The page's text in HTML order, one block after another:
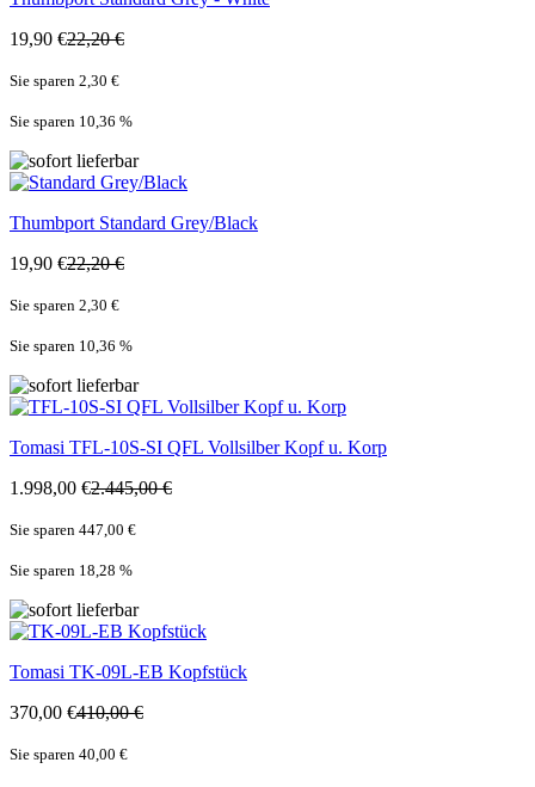
19,90 €22,20 €
Sie sparen 2,30 €
Sie sparen 10,36 %
ThumbportStandard Grey/Black
19,90 €22,20 €
Sie sparen 2,30 €
Sie sparen 10,36 %
Tomasi TFL-10S-SI QFL Vollsilber Kopf u. Korp
1.998,00 €2.445,00 €
Sie sparen 447,00 €
Sie sparen 18,28 %
Tomasi TK-09L-EB Kopfstück
370,00 €410,00 €
Sie sparen 40,00 €